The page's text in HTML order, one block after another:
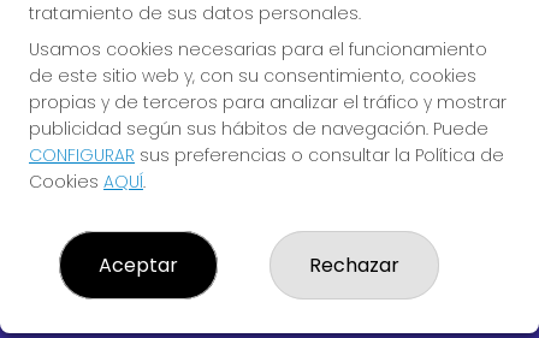
La de la Antigua de
Gamonal
¿Quiénes somos?
Comprar lotería
Resultados
tratamiento de sus datos personales.
Usamos cookies necesarias para el funcionamiento
de este sitio web y, con su consentimiento, cookies
propias y de terceros para analizar el tráfico y mostrar
publicidad según sus hábitos de navegación. Puede
CONFIGURAR sus preferencias o consultar la Política de
Cookies AQUÍ.
Aceptar Rechazar